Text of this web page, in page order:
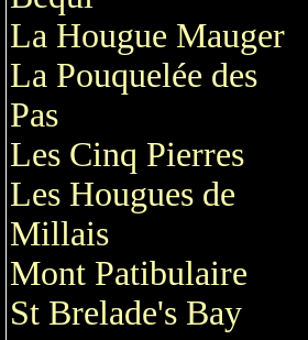
La Hougue Mauger
La Pouquelée des
Pas
Les Cinq Pierres
Les Hougues de
Millais
Mont Patibulaire
St Brelade's Bay